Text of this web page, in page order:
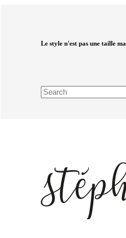
Le style n'est pas une taille